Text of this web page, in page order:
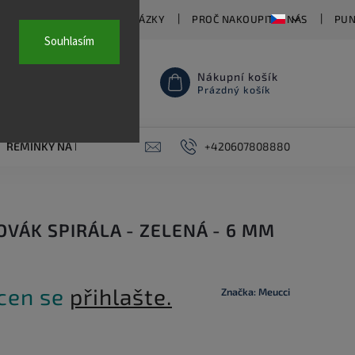
Souhlasím
ČASTO KLADENÉ OTÁZKY PROČ NAKOUPIT U NÁS
Nákupní košík
Prázdný košík
ŘEMÍNKY NA HODINKY AKCE PIERCING
+420607808880
SPIRÁLA - ZELENÁ - 6 MM
Značka: Meucci
se přihlašte.